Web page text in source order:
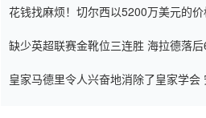
花钱找麻烦！切尔西以5200万美元的
缺少英超联赛金靴位三连胜 海拉德落
皇家马德里令人兴奋地消除了皇家学会